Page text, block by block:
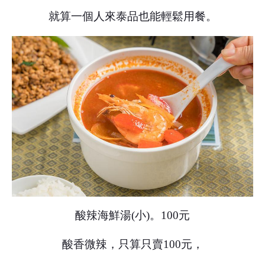
就算一個人來泰品也能輕鬆用餐。
酸辣海鮮湯(小)。100元
酸香微辣，只算只賣100元，